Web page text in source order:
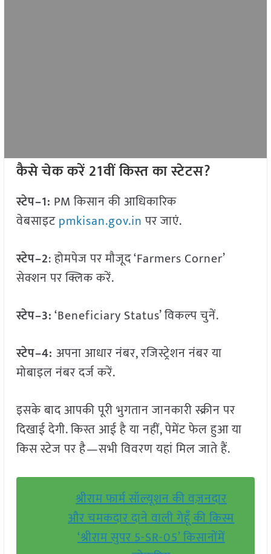
कैसे चेक करें 21वीं किस्त का स्टेटस?
स्टेप–1: PM किसान की आधिकारिक
वेबसाइटpmkisan.gov.inपर जाएं.
स्टेप–2: होमपेज पर मौजूद ‘Farmers Corner’
सेक्शन पर क्लिक करें.
स्टेप–3:‘Beneficiary Status’ विकल्प चुनें.
स्टेप–4: अपना आधार नंबर, रजिस्ट्रेशन नंबर या
मोबाइल नंबर दर्ज करें.
इसके बाद आपकी पूरी भुगतान जानकारी स्क्रीन पर
दिखाई देगी. किस्त आई है या नहीं, पेमेंट फेल हुआ या
किस स्टेज पर है—सभी विवरण यहां मिल जाते हैं.
श्रीराम फार्म सॉल्यूशन की वज़नदार
और चमकदार दाने वाली गेहूँ की किस्म
‘श्रीराम सुपर 5-SR-05’ किसानोंमें